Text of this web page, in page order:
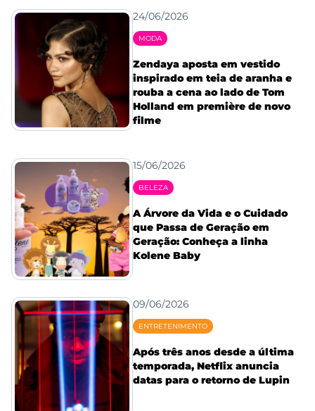
24/06/2026
MODA
Zendaya aposta em vestido
inspirado em teia de aranha e
rouba a cena ao lado de Tom
Holland em première de novo
filme
15/06/2026
BELEZA
A Árvore da Vida e o Cuidado
que Passa de Geração em
Geração: Conheça a linha
Kolene Baby
09/06/2026
ENTRETENIMENTO
Após três anos desde a última
temporada, Netflix anuncia
datas para o retorno de Lupin